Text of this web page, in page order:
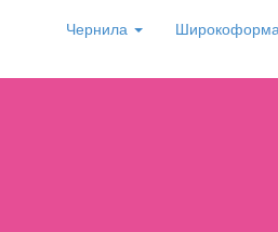
Чернила